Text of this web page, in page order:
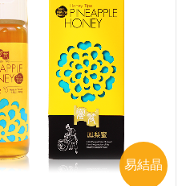
易結晶